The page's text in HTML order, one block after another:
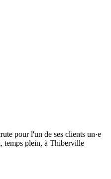
pour l'un de ses clients un·e
temps plein, à Thiberville